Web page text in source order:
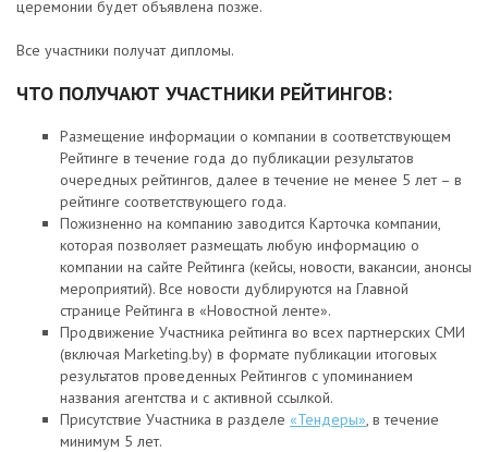
церемонии будет объявлена позже.
Все участники получат дипломы.
ЧТО ПОЛУЧАЮТ УЧАСТНИКИ РЕЙТИНГОВ:
Размещение информации о компании в соответствующем
Рейтинге в течение года до публикации результатов
очередных рейтингов, далее в течение не менее 5 лет – в
рейтинге соответствующего года.
Пожизненно на компанию заводится Карточка компании,
которая позволяет размещать любую информацию о
компании на сайте Рейтинга (кейсы, новости, вакансии, анонсы
мероприятий). Все новости дублируются на Главной
странице Рейтинга в «Новостной ленте».
Продвижение Участника рейтинга во всех партнерских СМИ
(включая Marketing.by) в формате публикации итоговых
результатов проведенных Рейтингов с упоминанием
названия агентства и с активной ссылкой.
Присутствие Участника в разделе «Тендеры» , в течение
минимум 5 лет.